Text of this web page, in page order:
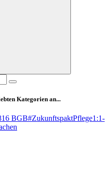
Kategorien an...
BGB#ZukunftspaktPflege1:1-